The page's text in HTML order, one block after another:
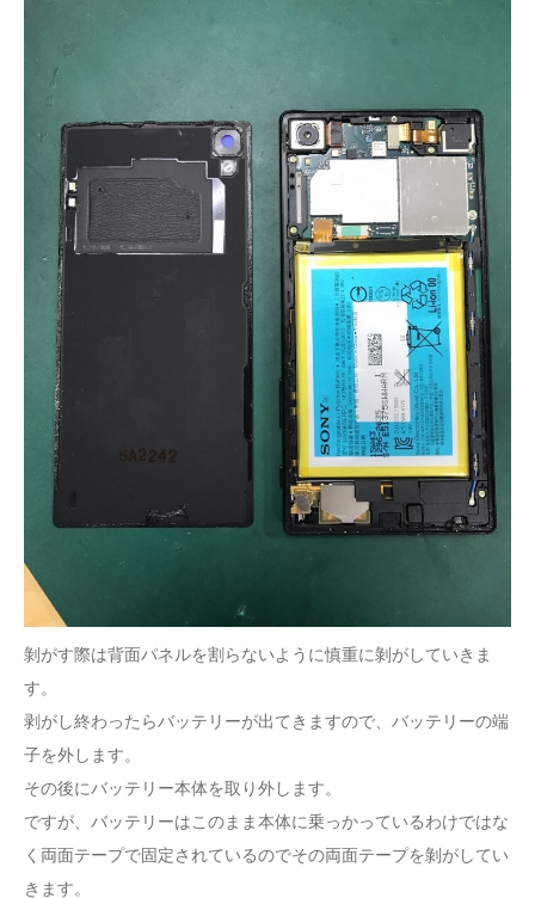
剝がす際は背面パネルを割らないように慎重に剝がしていきま
す。
剥がし終わったらバッテリーが出てきますので、バッテリーの端
子を外します。
その後にバッテリー本体を取り外します。
ですが、バッテリーはこのまま本体に乗っかっているわけではな
く両面テープで固定されているのでその両面テープを剝がしてい
きます。